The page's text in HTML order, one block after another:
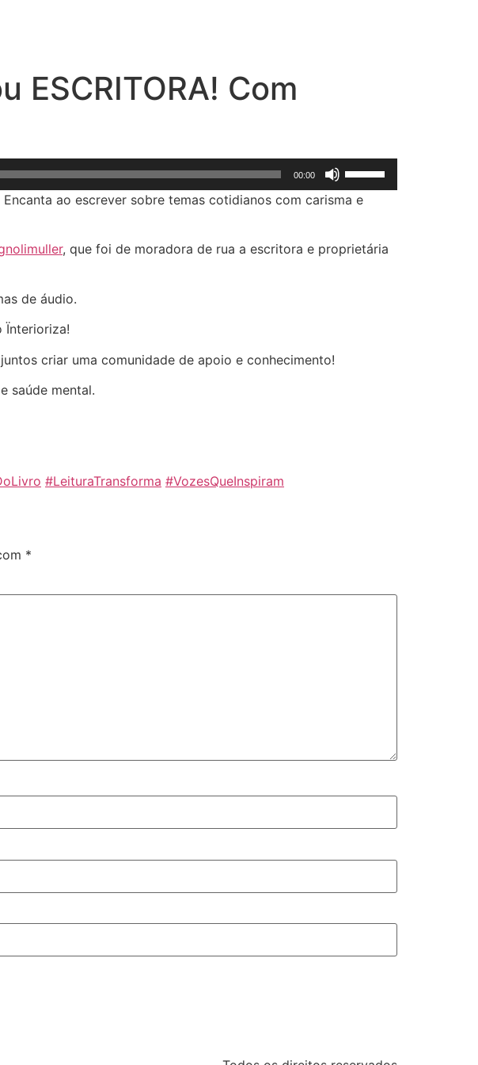
ESCRITORA! Com
00:00
setas
cima
Encanta ao escrever sobre temas cotidianos com carisma e
, que foi de moradora de rua a escritora e proprietária
de áudio.
Ïnterioriza!
criar uma comunidade de apoio e conhecimento!
saúde mental.
⁠#LeituraTransforma⁠ ⁠#VozesQueInspiram⁠
*